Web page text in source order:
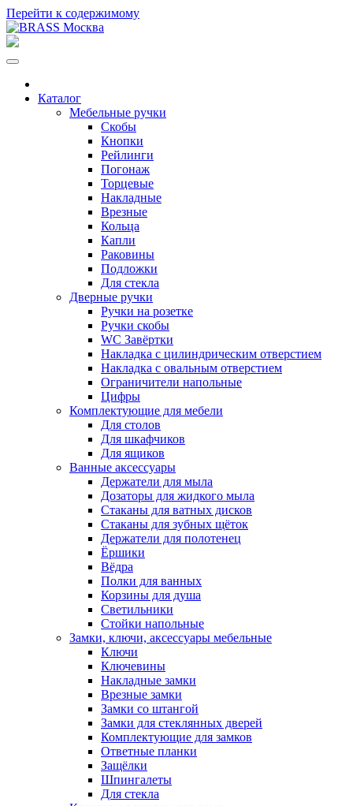
Перейти к содержимому
Каталог
Мебельные ручки
Скобы
Кнопки
Рейлинги
Погонаж
Торцевые
Накладные
Врезные
Кольца
Капли
Раковины
Подложки
Для стекла
Дверные ручки
Ручки на розетке
Ручки скобы
WC Завёртки
Накладка с цилиндрическим отверстием
Накладка с овальным отверстием
Ограничители напольные
Цифры
Комплектующие для мебели
Для столов
Для шкафчиков
Для ящиков
Ванные аксессуары
Держатели для мыла
Дозаторы для жидкого мыла
Стаканы для ватных дисков
Стаканы для зубных щёток
Держатели для полотенец
Ёршики
Вёдра
Полки для ванных
Корзины для душа
Светильники
Стойки напольные
Замки, ключи, аксессуары мебельные
Ключи
Ключевины
Накладные замки
Врезные замки
Замки со штангой
Замки для стеклянных дверей
Комплектующие для замков
Ответные планки
Защёлки
Шпингалеты
Для стекла